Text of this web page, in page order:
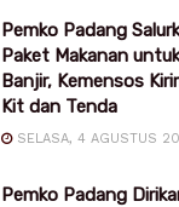
Pemko Padang
Paket Makanan
Banjir, Kemensos
Kit dan Tenda
SELASA, 4 AGUSTUS
Pemko Padang